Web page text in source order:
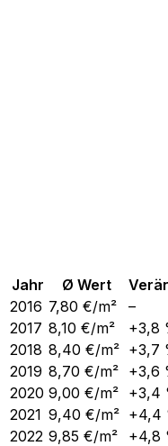
Jahr Ø Wert
2016 7,80 €/m²
–
2017 8,10 €/m²
+3,8
2018 8,40 €/m² +3,7
2019 8,70 €/m² +3,6
2020 9,00 €/m² +3,4
2021 9,40 €/m² +4,4
2022 9,85 €/m²
+4,8